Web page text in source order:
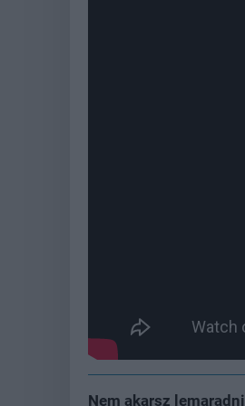
Nem akarsz lemaradni